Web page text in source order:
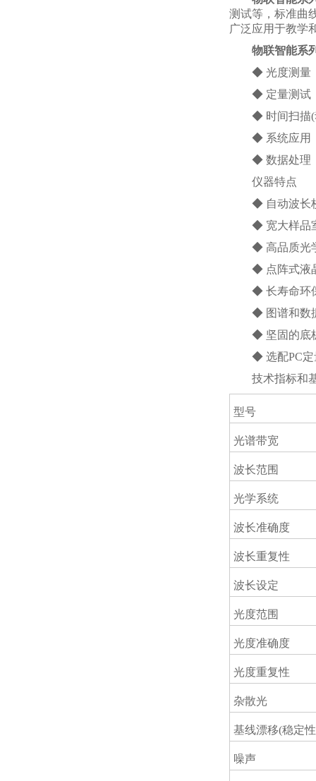
测试等，标准曲
广泛应用于教学
物联智能系
◆ 光度测量：
◆ 定量测试：
◆ 时间扫描(
◆ 系统应用：
◆ 数据处理，
仪器特点
◆ 自动波长校
◆ 宽大样品室
◆ 高品质光学
◆ 点阵式液晶
◆ 长寿命环保
◆ 图谱和数据
◆ 坚固的底板
◆ 选配PC定量
技术指标和
型号
光谱带宽
波长范围
光学系统
波长准确度
波长重复性
波长设定
光度范围
光度准确度
光度重复性
杂散光
基线漂移(稳定
噪声